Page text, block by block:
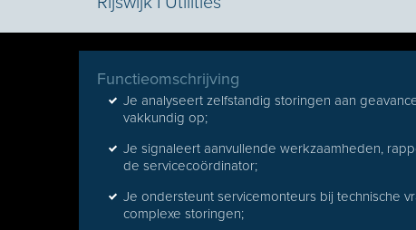
Functieomschrijving
Je analyseert zelfstandig storingen aan
vakkundig op;
Je signaleert aanvullende werkzaamheden,
de servicecoördinator;
Je ondersteunt servicemonteurs bij technische
complexe storingen;